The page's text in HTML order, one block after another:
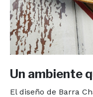
Un ambiente
El diseño de Barra